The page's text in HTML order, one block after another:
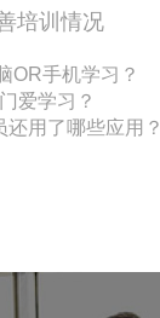
培训情况
OR手机学习？
爱学习？
用了哪些应用？